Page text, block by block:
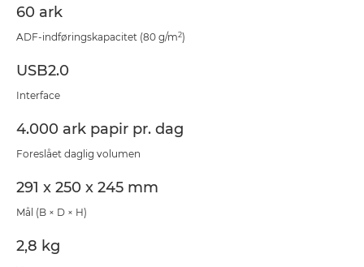
60 ark
ADF-indføringskapacitet (80 g/m2)
USB2.0
Interface
4.000 ark papir pr. dag
Foreslået daglig volumen
291 x 250 x 245 mm
Mål (B × D × H)
2,8 kg